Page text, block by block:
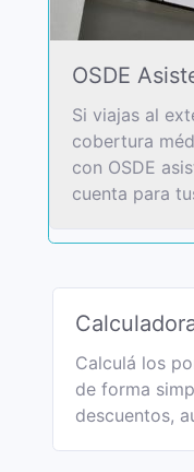
OSDE
Si viajas al
cobertura
con OSDE
cuenta para
Calculá los
de forma
descuentos,